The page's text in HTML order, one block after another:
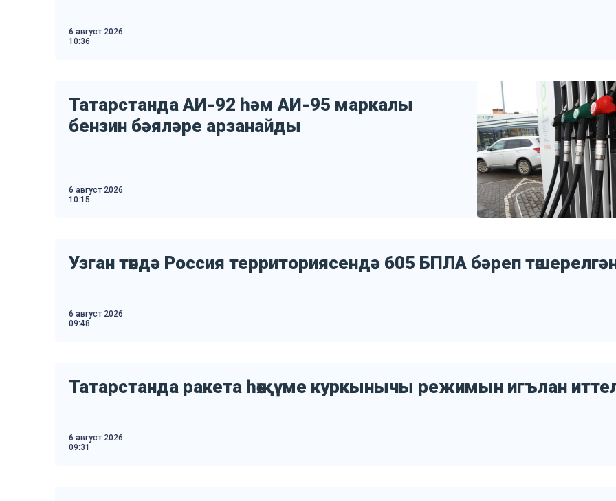
6 август 2026
10:36
Татарстанда АИ-92 һәм АИ-95 маркалы
бензин бәяләре арзанайды
6 август 2026
10:15
Узган төндә Россия территориясендә 605 БПЛА бәреп
6 август 2026
09:48
Татарстанда ракета һөҗүме куркынычы режимын игълан
6 август 2026
09:31